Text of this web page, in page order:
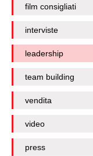
film consigliati
interviste
leadership
team building
vendita
video
press